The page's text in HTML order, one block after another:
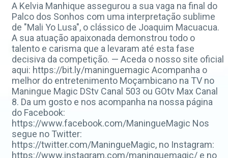
A Kelvia Manhique assegurou a sua vaga na final do
Palco dos Sonhos com uma interpretação sublime
de "Mali Yo Lusa", o clássico de Joaquim Macuacua.
A sua atuação apaixonada demonstrou todo o
talento e carisma que a levaram até esta fase
decisiva da competição. — Aceda o nosso site oficial
aqui: https://bit.ly/maninguemagic Acompanha o
melhor do entretenimento Moçambicano na TV no
Maningue Magic DStv Canal 503 ou GOtv Max Canal
8. Da um gosto e nos acompanha na nossa página
do Facebook:
https://www.facebook.com/ManingueMagic Nos
segue no Twitter:
https://twitter.com/ManingueMagic, no Instagram:
https://www.instagram.com/maninguemagic/ e no